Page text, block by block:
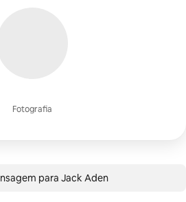
Fotografia
para Jack Aden